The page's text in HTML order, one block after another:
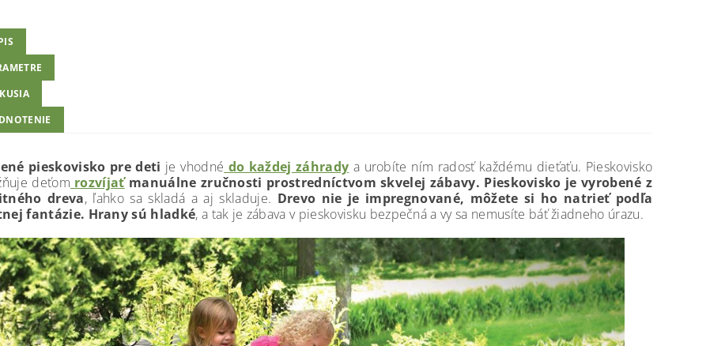
pieskovisko pre deti je vhodné do každej záhrady a urobíte ním radosť každému dieťaťu. Pieskovisko
deťom rozvíjaťmanuálne zručnosti prostredníctvom skvelej zábavy. Pieskovisko je vyrobené z
dreva, ľahko sa skladá a aj skladuje. Drevo nie je impregnované, môžete si ho natrieť podľa
fantázie. Hrany sú hladké, a tak je zábava v pieskovisku bezpečná a vy sa nemusíte báť žiadneho úrazu.